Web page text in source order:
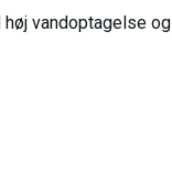
vandoptagelse og